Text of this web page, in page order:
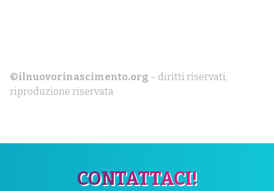
©ilnuovorinascimento.org – diritti riservati,
riproduzione riservata
CONTATTACI!